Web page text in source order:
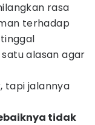
rasa
terhadap
alasan agar
tapi jalannya
tidak